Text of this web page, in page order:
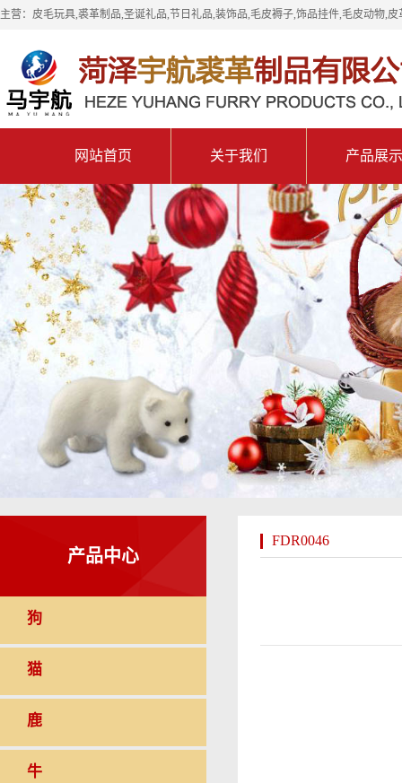
主营：皮毛玩具,裘革制品,圣诞礼品,节日礼品,装饰品,毛皮褥子,饰品挂件,毛皮动物,
网站首页 关于我们 产品展示
产品中心
狗
猫
鹿
牛
FDR0046